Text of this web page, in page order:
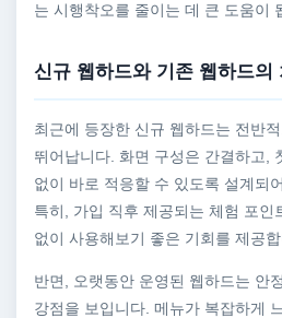
는 시행착오를 줄이는 데 큰 도움이
신규 웹하드와 기존 웹하드의
최근에 등장한 신규 웹하드는 전반
뛰어납니다. 화면 구성은 간결하고,
없이 바로 적응할 수 있도록 설계되
특히, 가입 직후 제공되는 체험 포인
없이 사용해보기 좋은 기회를 제공합
반면, 오랫동안 운영된 웹하드는 안
강점을 보입니다. 메뉴가 복잡하게